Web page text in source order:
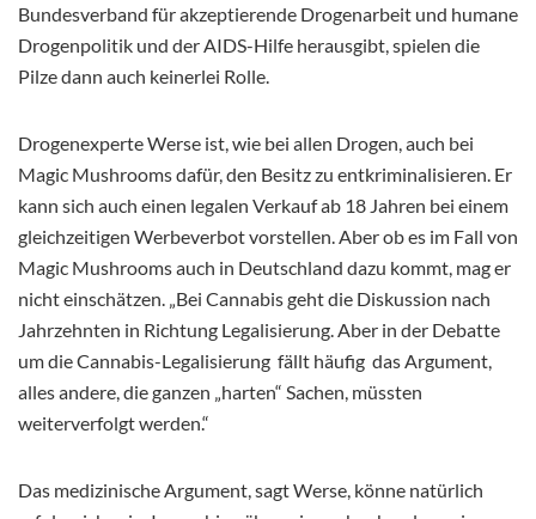
Bundesverband für akzeptierende Drogenarbeit und humane
Drogenpolitik und der AIDS-Hilfe herausgibt, spielen die
Pilze dann auch keinerlei Rolle.
Drogenexperte Werse ist, wie bei allen Drogen, auch bei
Magic Mushrooms dafür, den Besitz zu entkriminalisieren. Er
kann sich auch einen legalen Verkauf ab 18 Jahren bei einem
gleichzeitigen Werbeverbot vorstellen. Aber ob es im Fall von
Magic Mushrooms auch in Deutschland dazu kommt, mag er
nicht einschätzen. „Bei Cannabis geht die Diskussion nach
Jahrzehnten in Richtung Legalisierung. Aber in der Debatte
um die Cannabis-Legalisierung fällt häufig das Argument,
alles andere, die ganzen „harten“ Sachen, müssten
weiterverfolgt werden.“
Das medizinische Argument, sagt Werse, könne natürlich